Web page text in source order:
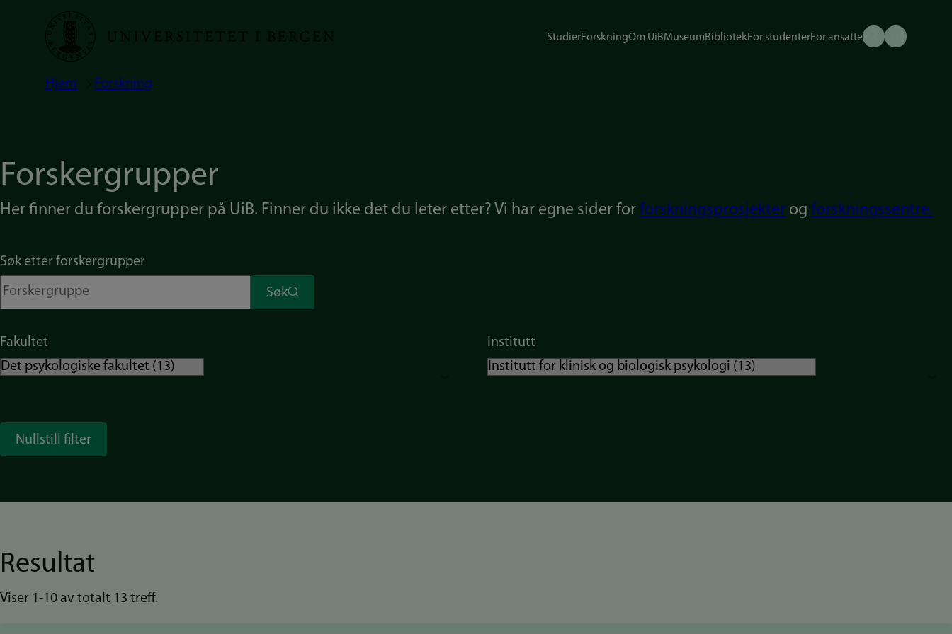
Hopp
hovedinnhold
StudierForskningOm UiBMuseumBibliotekFor studenterFor ansatte
Navigasjonssti
Hjem Forskning
Forskergrupper
Her finner du forskergrupper på UiB. Finner du ikke det du leter etter? Vi har egne sider for forskningsprosjekter og forskningssentre.
Søk etter forskergrupper
Søk
Fakultet Institutt
Resultat
Viser 1-10 av totalt 13 treff.